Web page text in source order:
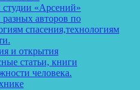
студии «Арсений»
авторов по
спасения,технологиям
и открытия
статьи, книги
человека.